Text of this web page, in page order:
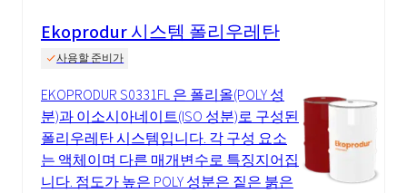
Ekoprodur 시스템 폴리우레탄
사용할 준비가
EKOPRODUR S0331FL 은 폴리올(POLY 성
분)과 이소시아네이트(ISO 성분)로 구성된
폴리우레탄 시스템입니다. 각 구성 요소
는 액체이며 다른 매개변수로 특징지어집
니다. 점도가 높은 POLY 성분은 짙은 붉은